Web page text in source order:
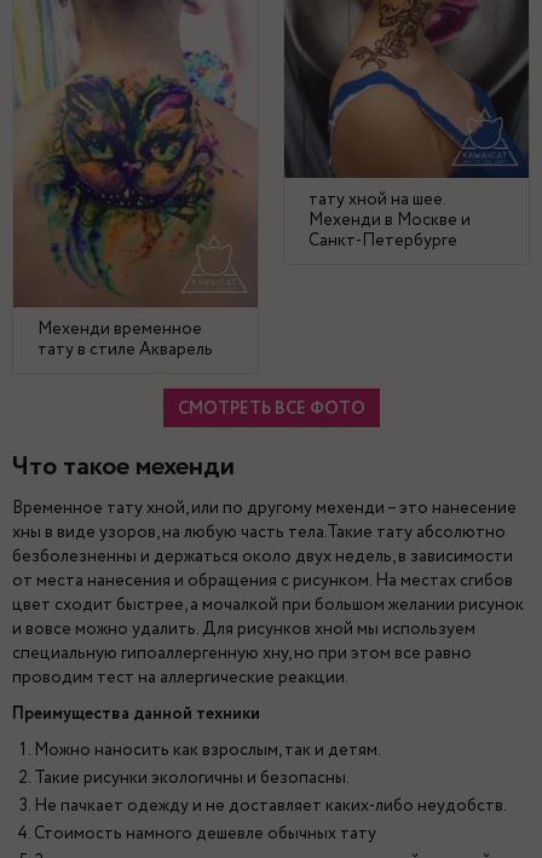
тату хной на шее.
Мехенди в Москве и
Санкт-Петербурге
Мехенди временное
тату в стиле Акварель
СМОТРЕТЬ ВСЕ ФОТО
Что такое мехенди
Временное тату хной, или по другому мехенди – это нанесение
хны в виде узоров, на любую часть тела.Такие тату абсолютно
безболезненны и держаться около двух недель, в зависимости
от места нанесения и обращения с рисунком. На местах сгибов
цвет сходит быстрее, а мочалкой при большом желании рисунок
и вовсе можно удалить. Для рисунков хной мы используем
специальную гипоаллергенную хну, но при этом все равно
проводим тест на аллергические реакции.
Преимущества данной техники
Можно наносить как взрослым, так и детям.
Такие рисунки экологичны и безопасны.
Не пачкает одежду и не доставляет каких-либо неудобств.
Стоимость намного дешевле обычных тату